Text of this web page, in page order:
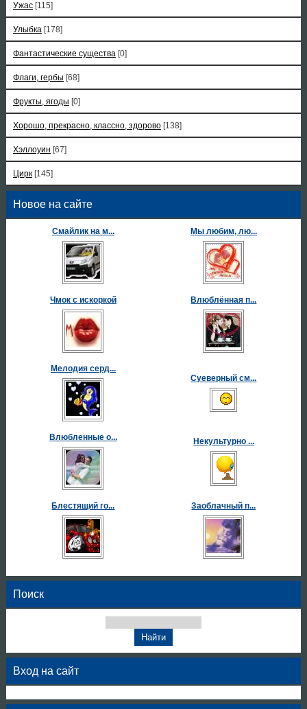
Ужас [115]
Улыбка [178]
Фантастические существа [0]
Флаги, гербы [68]
Фрукты, ягоды [0]
Хорошо, прекрасно, классно, здорово [138]
Хэллоуин [67]
Цирк [145]
Новое на сайте
Смайлик на м... Мы любим, лю...
Чмок с искоркой Влюблённая п...
Мелодия серд...
Суеверный см...
Влюбленные о... Некультурно ...
Блестящий го... Заоблачный п...
Поиск
Вход на сайт